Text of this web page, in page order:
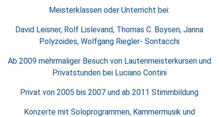
Meisterklassen oder Unterricht bei:
David Leisner, Rolf Lislevand, Thomas C. Boysen, Janna
Polyzoides, Wolfgang Riegler- Sontacchi
Ab 2009 mehrmaliger Besuch von Lautenmeisterkursen und
Privatstunden bei Luciano Contini
Privat von 2005 bis 2007 und ab 2011 Stimmbildung
Konzerte mit Soloprogrammen, Kammermusik und